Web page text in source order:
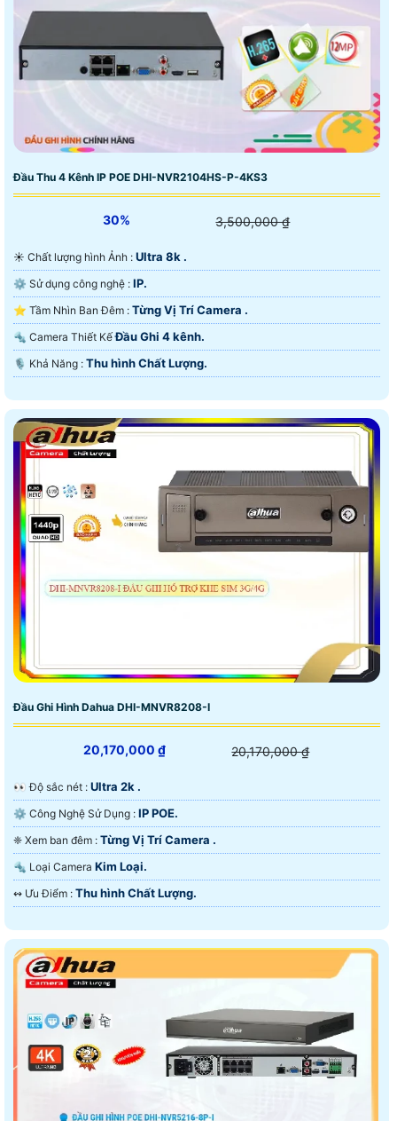
Đầu Thu 4 Kênh IP POE DHI-NVR2104HS-P-4KS3
30% 3,500,000 ₫
☀️ Chất lượng hình Ảnh : Ultra 8k .
⚙ Sử dụng công nghệ : IP.
⭐ Tầm Nhìn Ban Đêm : Từng Vị Trí Camera .
🔩 Camera Thiết KếĐầu Ghi 4 kênh.
️🎙 Khả Năng : Thu hình Chất Lượng.
Đầu Ghi Hình Dahua DHI-MNVR8208-I
20,170,000 ₫ 20,170,000 ₫
️👀 Độ sắc nét : Ultra 2k .
⚙ Công Nghệ Sử Dụng : IP POE.
❈ Xem ban đêm : Từng Vị Trí Camera .
🔩 Loại Camera Kim Loại.
️↭ Ưu Điểm : Thu hình Chất Lượng.